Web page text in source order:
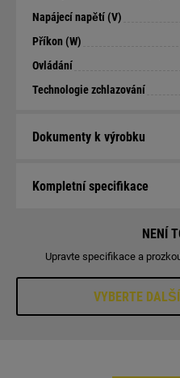
Napájecí napětí (V)
Příkon (W)
Ovládání
Technologie zchlazování
Dokumenty k výrobku
Kompletní specifikace
NENÍ
Upravte specifikace a
VYBERTE